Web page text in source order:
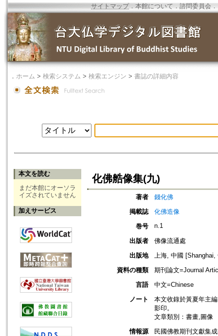
サイトマップ．本館について ． 諮問委員会 ．
． ホーム > 検索システム > 検索エンジン > 書誌の詳細内容
本文を読む
まだ本館にオーソラ
イズされていません
加えサービス
化佛艁像集(九)
著者
錢化佛
掲載誌
化佛造像
巻号
n.1
出版者
佛像流通處
出版地
上海, 中國 [Shanghai,
資料の種類
期刊論文=Journal
言語
中文=Chinese
ノート
本文收錄於黃夏年主
影印。
文章類別：書畫,圖像
情報源
民國佛教期刊文獻集